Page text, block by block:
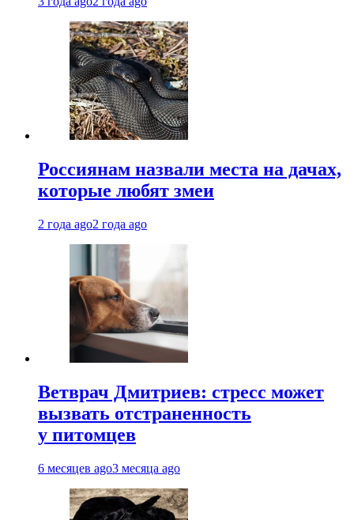
Россиянам назвали места на дачах,
которые любят змеи
2 года ago2 года ago
Ветврач Дмитриев: стресс может
вызвать отстраненность
у питомцев
6 месяцев ago3 месяца ago